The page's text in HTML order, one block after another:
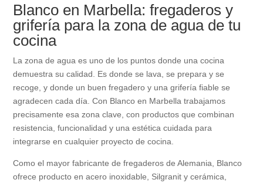
Blanco en Marbella: fregaderos y
grifería para la zona de agua de tu
cocina
La zona de agua es uno de los puntos donde una cocina
demuestra su calidad. Es donde se lava, se prepara y se
recoge, y donde un buen fregadero y una grifería fiable se
agradecen cada día. Con Blanco en Marbella trabajamos
precisamente esa zona clave, con productos que combinan
resistencia, funcionalidad y una estética cuidada para
integrarse en cualquier proyecto de cocina.
Como el mayor fabricante de fregaderos de Alemania, Blanco
ofrece producto en acero inoxidable, Silgranit y cerámica,